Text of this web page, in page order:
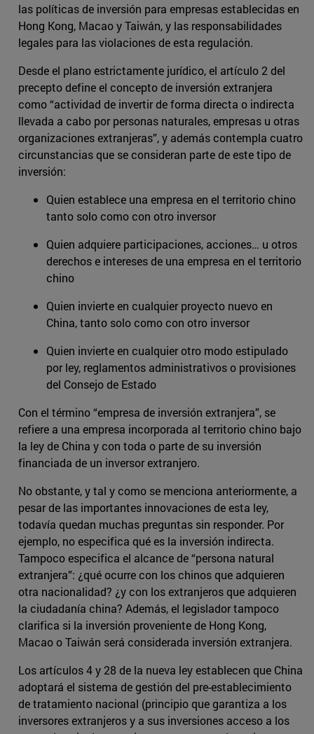
las políticas de inversión para empresas establecidas en
Hong Kong, Macao y Taiwán, y las responsabilidades
legales para las violaciones de esta regulación.
Desde el plano estrictamente jurídico, el artículo 2 del
precepto define el concepto de inversión extranjera
como “actividad de invertir de forma directa o indirecta
llevada a cabo por personas naturales, empresas u otras
organizaciones extranjeras”, y además contempla cuatro
circunstancias que se consideran parte de este tipo de
inversión:
Quien establece una empresa en el territorio chino
tanto solo como con otro inversor
Quien adquiere participaciones, acciones… u otros
derechos e intereses de una empresa en el territorio
chino
Quien invierte en cualquier proyecto nuevo en
China, tanto solo como con otro inversor
Quien invierte en cualquier otro modo estipulado
por ley, reglamentos administrativos o provisiones
del Consejo de Estado
Con el término “empresa de inversión extranjera”, se
refiere a una empresa incorporada al territorio chino bajo
la ley de China y con toda o parte de su inversión
financiada de un inversor extranjero.
No obstante, y tal y como se menciona anteriormente, a
pesar de las importantes innovaciones de esta ley,
todavía quedan muchas preguntas sin responder. Por
ejemplo, no especifica qué es la inversión indirecta.
Tampoco especifica el alcance de “persona natural
extranjera”: ¿qué ocurre con los chinos que adquieren
otra nacionalidad? ¿y con los extranjeros que adquieren
la ciudadanía china? Además, el legislador tampoco
clarifica si la inversión proveniente de Hong Kong,
Macao o Taiwán será considerada inversión extranjera.
Los artículos 4 y 28 de la nueva ley establecen que China
adoptará el sistema de gestión del pre-establecimiento
de tratamiento nacional (principio que garantiza a los
inversores extranjeros y a sus inversiones acceso a los